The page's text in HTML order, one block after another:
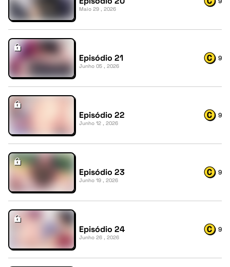
Maio 29 , 2026
Episódio 21
Junho 05 , 2026
9
Episódio 22
Junho 12 , 2026
9
Episódio 23
Junho 19 , 2026
9
Episódio 24
Junho 26 , 2026
9